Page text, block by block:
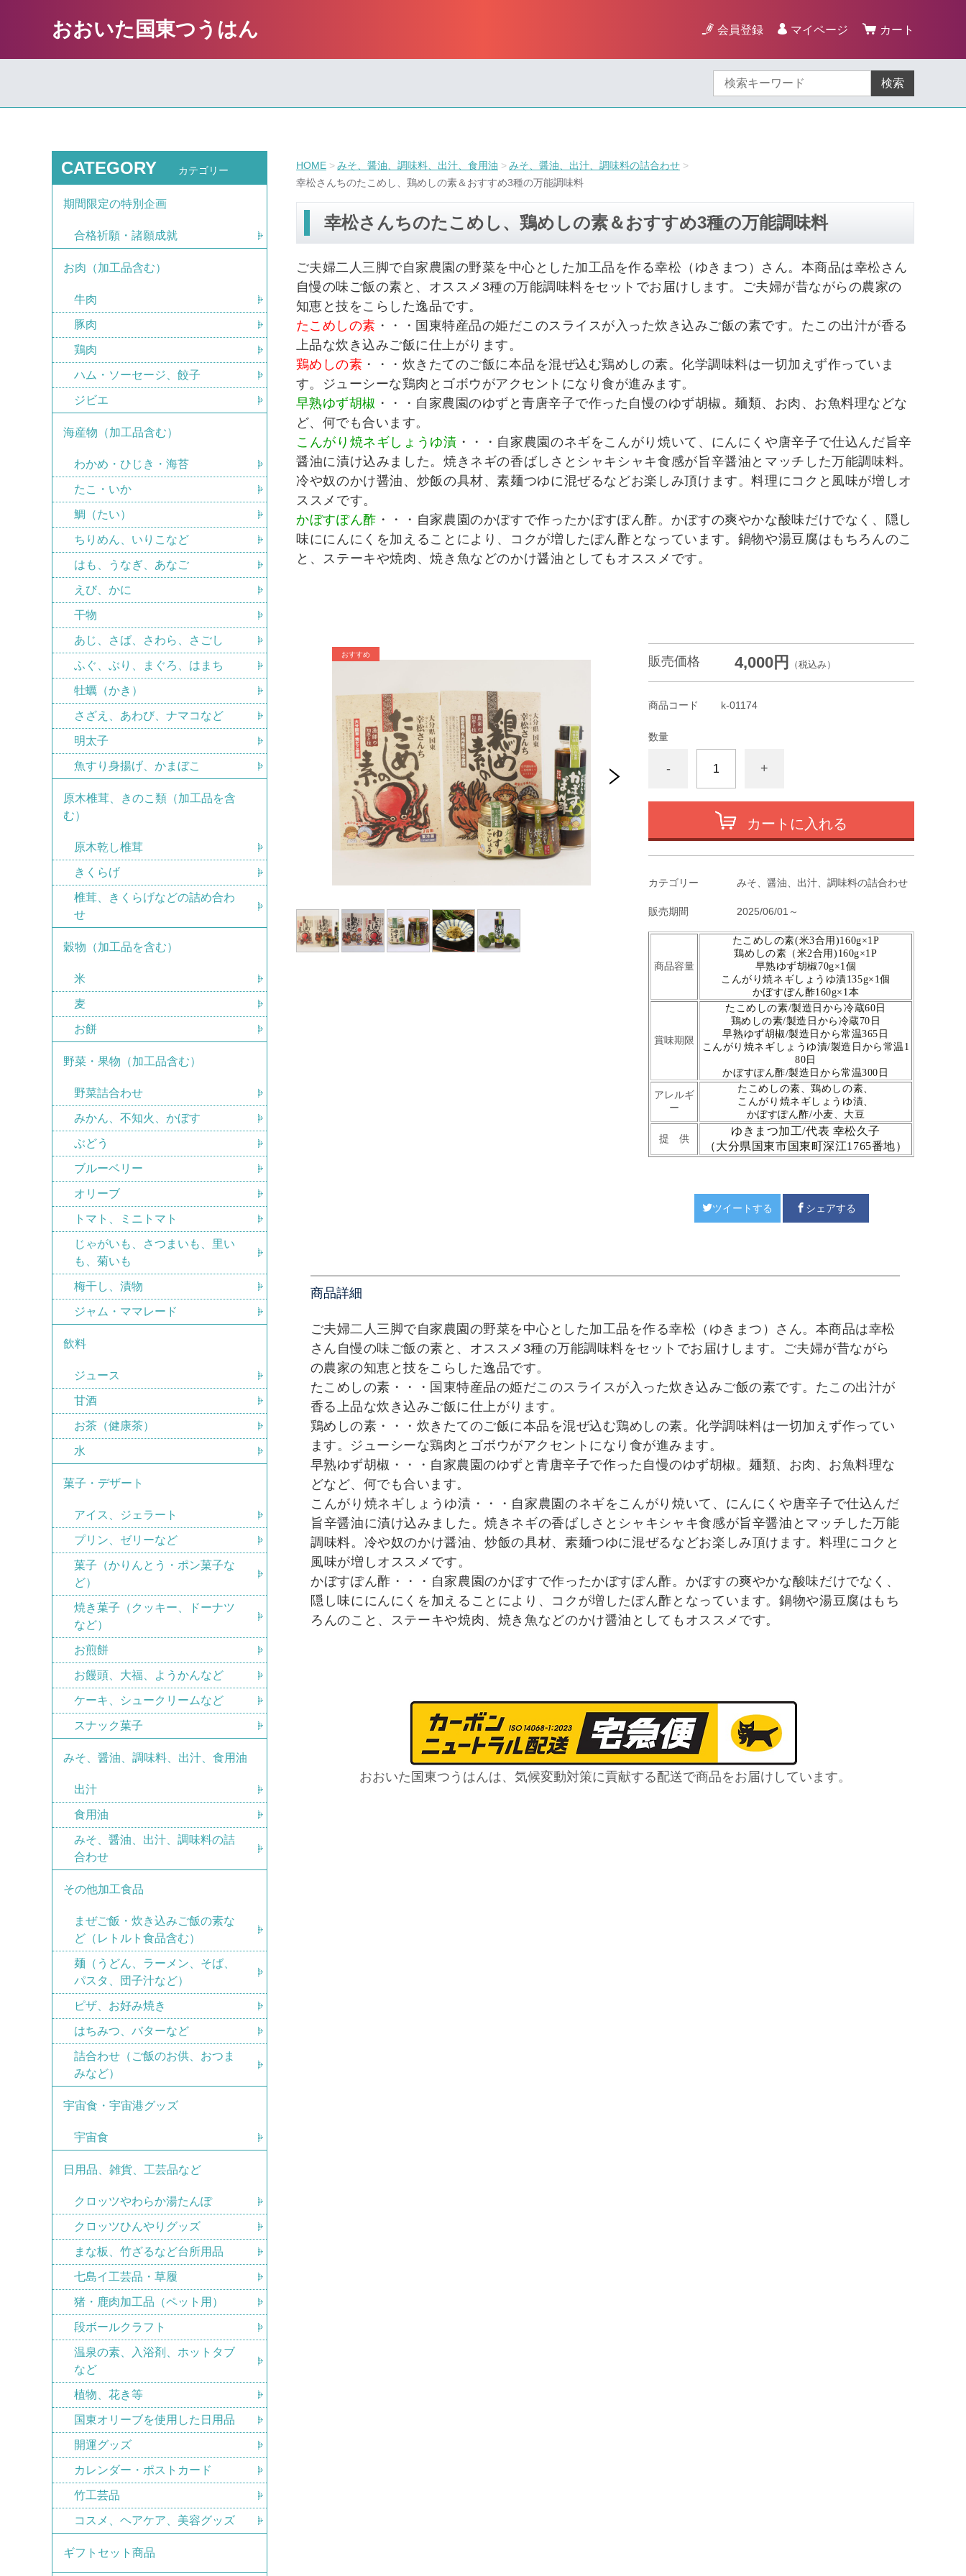
おおいた国東つうはん 会員登録 マイページ カート
検索
HOME みそ、醤油、調味料、出汁、食用油
みそ、醤油、出汁、調味料の詰合わせ
幸松さんちのたこめし、鶏めしの素＆おすすめ3種の万能調味料
幸松さんちのたこめし、鶏めしの素＆おすすめ3種の万能調味料
ご夫婦二人三脚で自家農園の野菜を中心とした加工品を作る幸松（ゆきまつ）さん。本商品は幸松さん
自慢の味ご飯の素と、オススメ3種の万能調味料をセットでお届けします。ご夫婦が昔ながらの農家の
知恵と技をこらした逸品です。
たこめしの素 ・・・国東特産品の姫だこのスライスが入った炊き込みご飯の素です。たこの出汁が香る
上品な炊き込みご飯に仕上がります。
鶏めしの素 ・・・炊きたてのご飯に本品を混ぜ込む鶏めしの素。化学調味料は一切加えず作っていま
す。ジューシーな鶏肉とゴボウがアクセントになり食が進みます。
早熟ゆず胡椒 ・・・自家農園のゆずと青唐辛子で作った自慢のゆず胡椒。麺類、お肉、お魚料理などな
ど、何でも合います。
こんがり焼ネギしょうゆ漬 ・・・自家農園のネギをこんがり焼いて、にんにくや唐辛子で仕込んだ旨辛
醤油に漬け込みました。焼きネギの香ばしさとシャキシャキ食感が旨辛醤油とマッチした万能調味料。
冷や奴のかけ醤油、炒飯の具材、素麺つゆに混ぜるなどお楽しみ頂けます。料理にコクと風味が増しオ
ススメです。
かぼすぽん酢 ・・・自家農園のかぼすで作ったかぼすぽん酢。かぼすの爽やかな酸味だけでなく、隠し
味ににんにくを加えることにより、コクが増したぽん酢となっています。鍋物や湯豆腐はもちろんのこ
と、ステーキや焼肉、焼き魚などのかけ醤油としてもオススメです。
販売価格 4,000円 （税込み）
商品コード k-01174
数量
- +
カートに入れる
カテゴリー みそ、醤油、出汁、調味料の詰合わせ
販売期間 2025/06/01～
商品容量
たこめしの素(米3合用)160g×1P
鶏めしの素（米2合用)160g×1P
早熟ゆず胡椒70g×1個
こんがり焼ネギしょうゆ漬135g×1個
かぼすぽん酢160g×1本
賞味期限
たこめしの素/製造日から冷蔵60日
鶏めしの素/製造日から冷蔵70日
早熟ゆず胡椒/製造日から常温365日
こんがり焼ネギしょうゆ漬/製造日から常温1
80日
かぼすぽん酢/製造日から常温300日
アレルギ
ー
たこめしの素、鶏めしの素、
こんがり焼ネギしょうゆ漬、
かぼすぽん酢/小麦、大豆
提 供
ゆきまつ加工/代表 幸松久子
（大分県国東市国東町深江1765番地）
ツイートする シェアする
商品詳細
ご夫婦二人三脚で自家農園の野菜を中心とした加工品を作る幸松（ゆきまつ）さん。本商品は幸松
さん自慢の味ご飯の素と、オススメ3種の万能調味料をセットでお届けします。ご夫婦が昔ながら
の農家の知恵と技をこらした逸品です。
たこめしの素・・・国東特産品の姫だこのスライスが入った炊き込みご飯の素です。たこの出汁が
香る上品な炊き込みご飯に仕上がります。
鶏めしの素・・・炊きたてのご飯に本品を混ぜ込む鶏めしの素。化学調味料は一切加えず作ってい
ます。ジューシーな鶏肉とゴボウがアクセントになり食が進みます。
早熟ゆず胡椒・・・自家農園のゆずと青唐辛子で作った自慢のゆず胡椒。麺類、お肉、お魚料理な
どなど、何でも合います。
こんがり焼ネギしょうゆ漬・・・自家農園のネギをこんがり焼いて、にんにくや唐辛子で仕込んだ
旨辛醤油に漬け込みました。焼きネギの香ばしさとシャキシャキ食感が旨辛醤油とマッチした万能
調味料。冷や奴のかけ醤油、炒飯の具材、素麺つゆに混ぜるなどお楽しみ頂けます。料理にコクと
風味が増しオススメです。
かぼすぽん酢・・・自家農園のかぼすで作ったかぼすぽん酢。かぼすの爽やかな酸味だけでなく、
隠し味ににんにくを加えることにより、コクが増したぽん酢となっています。鍋物や湯豆腐はもち
ろんのこと、ステーキや焼肉、焼き魚などのかけ醤油としてもオススメです。
おおいた国東つうはんは、気候変動対策に貢献する配送で商品をお届けしています。
CATEGORY カテゴリー
期間限定の特別企画
合格祈願・諸願成就
お肉（加工品含む）
牛肉
豚肉
鶏肉
ハム・ソーセージ、餃子
ジビエ
海産物（加工品含む）
わかめ・ひじき・海苔
たこ・いか
鯛（たい）
ちりめん、いりこなど
はも、うなぎ、あなご
えび、かに
干物
あじ、さば、さわら、さごし
ふぐ、ぶり、まぐろ、はまち
牡蠣（かき）
さざえ、あわび、ナマコなど
明太子
魚すり身揚げ、かまぼこ
原木椎茸、きのこ類（加工品を含
む）
原木乾し椎茸
きくらげ
椎茸、きくらげなどの詰め合わ
せ
穀物（加工品を含む）
米
麦
お餅
野菜・果物（加工品含む）
野菜詰合わせ
みかん、不知火、かぼす
ぶどう
ブルーベリー
オリーブ
トマト、ミニトマト
じゃがいも、さつまいも、里い
も、菊いも
梅干し、漬物
ジャム・ママレード
飲料
ジュース
甘酒
お茶（健康茶）
水
菓子・デザート
アイス、ジェラート
プリン、ゼリーなど
菓子（かりんとう・ポン菓子な
ど）
焼き菓子（クッキー、ドーナツ
など）
お煎餅
お饅頭、大福、ようかんなど
ケーキ、シュークリームなど
スナック菓子
みそ、醤油、調味料、出汁、食用油
出汁
食用油
みそ、醤油、出汁、調味料の詰
合わせ
その他加工食品
まぜご飯・炊き込みご飯の素な
ど（レトルト食品含む）
麺（うどん、ラーメン、そば、
パスタ、団子汁など）
ピザ、お好み焼き
はちみつ、バターなど
詰合わせ（ご飯のお供、おつま
みなど）
宇宙食・宇宙港グッズ
宇宙食
日用品、雑貨、工芸品など
クロッツやわらか湯たんぽ
クロッツひんやりグッズ
まな板、竹ざるなど台所用品
七島イ工芸品・草履
猪・鹿肉加工品（ペット用）
段ボールクラフト
温泉の素、入浴剤、ホットタブ
など
植物、花き等
国東オリーブを使用した日用品
開運グッズ
カレンダー・ポストカード
竹工芸品
コスメ、ヘアケア、美容グッズ
ギフトセット商品